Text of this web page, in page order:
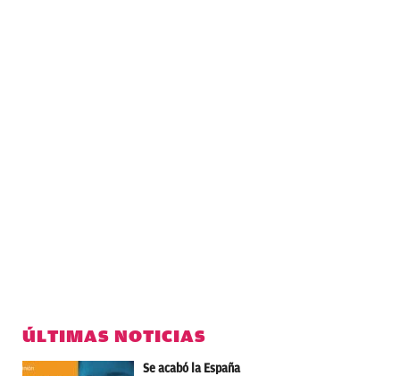
ÚLTIMAS NOTICIAS
Se acabó la España